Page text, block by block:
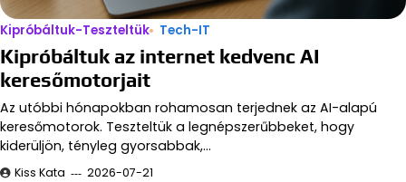
Kipróbáltuk-Teszteltük Tech-IT
Kipróbáltuk az internet kedvenc AI
keresőmotorjait
Az utóbbi hónapokban rohamosan terjednek az AI-alapú
keresőmotorok. Teszteltük a legnépszerűbbeket, hogy
kiderüljön, tényleg gyorsabbak,…
Kiss Kata 2026-07-21